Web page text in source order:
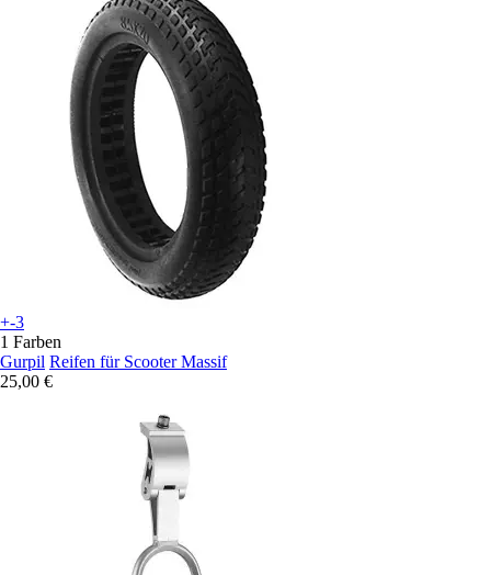
+-3
1 Farben
Gurpil Reifen für Scooter Massif
25,00 €